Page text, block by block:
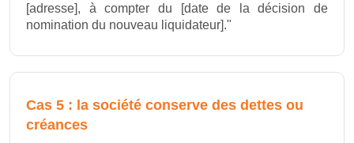
[adresse], à compter du [date de la décision de
nomination du nouveau liquidateur]."
Cas 5 : la société conserve des dettes ou
créances